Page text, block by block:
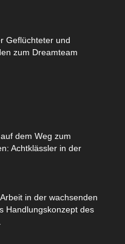
Geflüchteter und
zum Dreamteam
dem Weg zum
Achtklässler in der
in der wachsenden
Handlungskonzept des